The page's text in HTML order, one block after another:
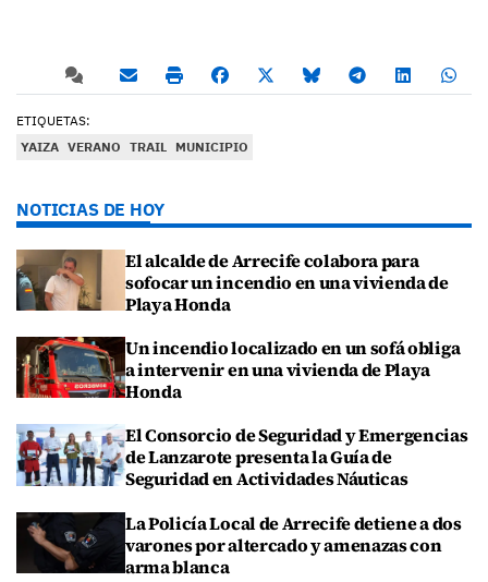
ETIQUETAS:
YAIZA VERANO TRAIL MUNICIPIO
NOTICIAS DE HOY
El alcalde de Arrecife colabora para
sofocar un incendio en una vivienda de
Playa Honda
Un incendio localizado en un sofá obliga
a intervenir en una vivienda de Playa
Honda
El Consorcio de Seguridad y Emergencias
de Lanzarote presenta la Guía de
Seguridad en Actividades Náuticas
La Policía Local de Arrecife detiene a dos
varones por altercado y amenazas con
arma blanca